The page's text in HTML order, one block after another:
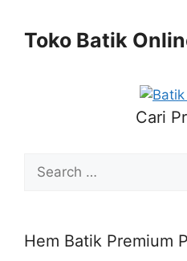
contentToko Batik
Cari
for:
Hem Batik Premium